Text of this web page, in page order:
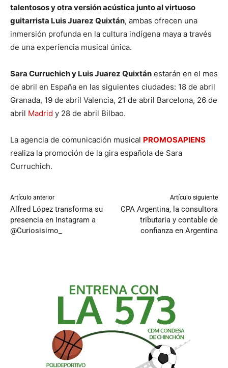
talentosos y otra versión acústica junto al virtuoso
guitarrista Luis Juarez Quixtán, ambas ofrecen una
inmersión profunda en la cultura indígena maya a través
de una experiencia musical única.
Sara Curruchich y Luis Juarez Quixtán estarán en el mes
de abril en España en las siguientes ciudades: 18 de abril
Granada, 19 de abril Valencia, 21 de abril Barcelona, 26 de
abril Madrid y 28 de abril Bilbao.
La agencia de comunicación musical PROMOSAPIENS
realiza la promoción de la gira española de Sara
Curruchich.
Artículo anterior
Alfred López transforma su
presencia en Instagram a
@Curiosisimo_
Artículo siguiente
CPA Argentina, la consultora
tributaria y contable de
confianza en Argentina